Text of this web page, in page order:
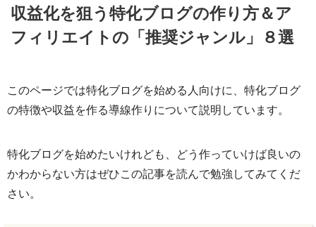
収益化を狙う特化ブログの作り方＆ア
フィリエイトの「推奨ジャンル」８選
このページでは特化ブログを始める人向けに、特化ブログ
の特徴や収益を作る導線作りについて説明しています。
特化ブログを始めたいけれども、どう作っていけば良いの
かわからない方はぜひこの記事を読んで勉強してみてくだ
さい。